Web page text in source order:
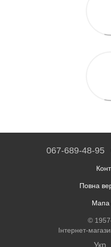
067-689-48-95
Повна
Мапа
©
Інтернет-
Укр